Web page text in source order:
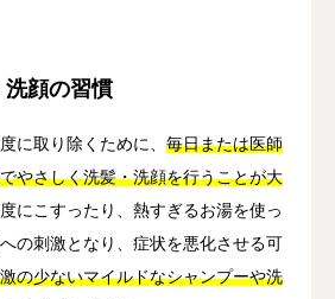
洗顔の習慣
に取り除くために、 毎日または医師
やさしく洗髪・洗顔を行うことが大
にこすったり、熱すぎるお湯を使っ
の刺激となり、症状を悪化させる可
の少ないマイルドなシャンプーや洗